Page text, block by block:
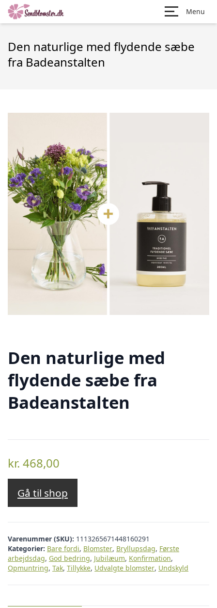
Menu
Den naturlige med flydende sæbe
fra Badeanstalten
Den naturlige med
flydende sæbe fra
Badeanstalten
kr. 468,00
Gå til shop
Varenummer (SKU): 1113265671448160291
Kategorier: Bare fordi, Blomster, Bryllupsdag, Første
arbejdsdag, God bedring, Jubilæum, Konfirmation,
Opmuntring, Tak, Tillykke, Udvalgte blomster, Undskyld